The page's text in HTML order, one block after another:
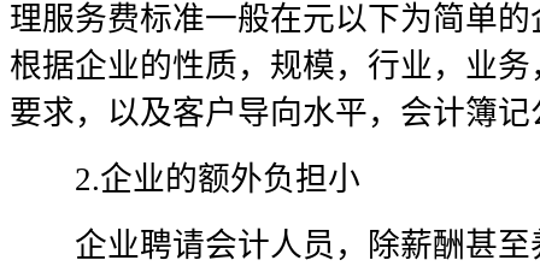
理服务费标准一般在元以下为简单
根据企业的性质，规模，行业，业
要求，以及客户导向水平，会计簿
2.企业的额外负担小
企业聘请会计人员，除薪酬甚至